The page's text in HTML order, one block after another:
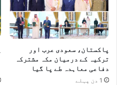
پاکستان، سعودی عرب اور
ترکیہ کے درمیان مکہ مشترکہ
دفاعی معاہدہ طے پا گیا
1 دن پہلے